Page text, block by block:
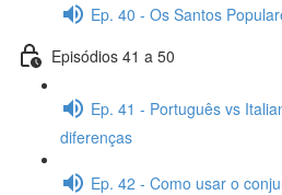
Ep. 40 - Os Santos
Episódios 41 a 50
Ep. 41 - Português vs
diferenças
Ep. 42 - Como usar o